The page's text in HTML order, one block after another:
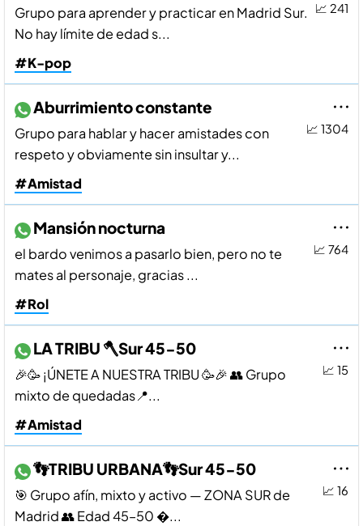
📈 241
Grupo para aprender y practicar en Madrid Sur.
No hay lí­mite de edad s...
#K-pop
📈 1304
Aburrimiento constante
Grupo para hablar y hacer amistades con
respeto y obviamente sin insultar y...
#Amistad
📈 764
Mansión nocturna
el bardo venimos a pasarlo bien, pero no te
mates al personaje, gracias ...
#Rol
📈 15
LA TRIBU 🪓Sur 45-50
🎉🥳 ¡ÚNETE A NUESTRA TRIBU 🥳🎉 👥 Grupo
mixto de quedadas📍...
#Amistad
📈 16
👣TRIBU URBANA👣Sur 45-50
🎯 Grupo afín, mixto y activo — ZONA SUR de
Madrid 👥 Edad 45–50 �...